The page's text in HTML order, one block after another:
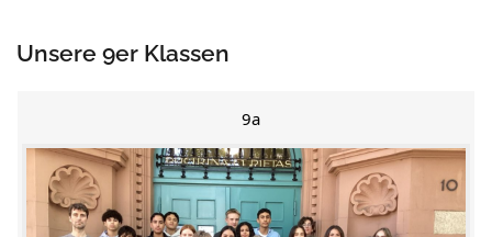
Unsere 9er Klassen
9a